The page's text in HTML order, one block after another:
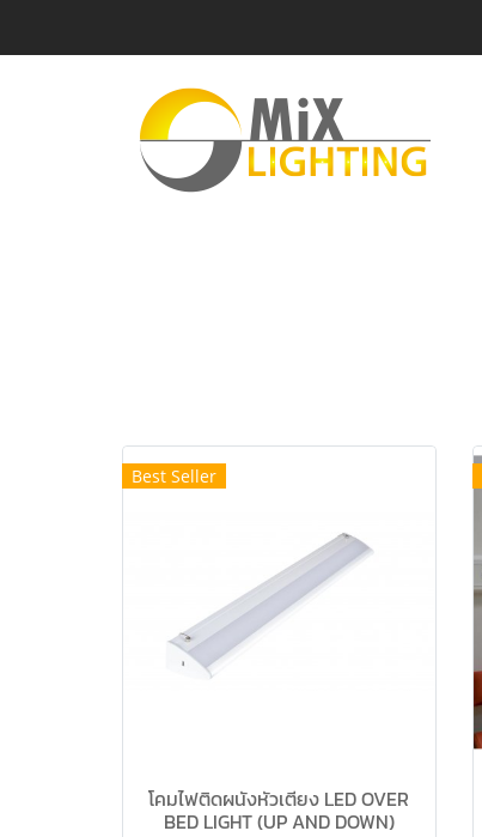
Best Seller
โคมไฟติดผนังหัวเตียง LED OVER
BED LIGHT (UP AND DOWN)